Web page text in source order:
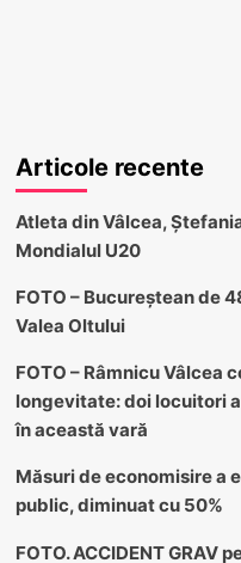
Articole recente
Atleta din Vâlcea,
Mondialul U20
FOTO – Bucureștean de
Valea Oltului
FOTO – Râmnicu Vâlcea
longevitate: doi locuitori
în această vară
Măsuri de economisire a
public, diminuat cu 50%
FOTO. ACCIDENT GRAV